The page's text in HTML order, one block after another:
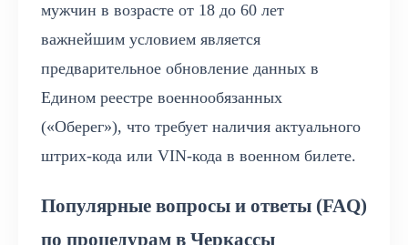
мужчин в возрасте от 18 до 60 лет
важнейшим условием является
предварительное обновление данных в
Едином реестре военнообязанных
(«Оберег»), что требует наличия актуального
штрих-кода или VIN-кода в военном билете.
Популярные вопросы и ответы (FAQ)
по процедурам в Черкассы